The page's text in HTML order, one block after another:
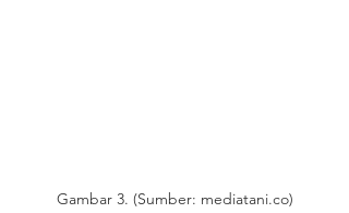
Gambar 3. (Sumber: mediatani.co)